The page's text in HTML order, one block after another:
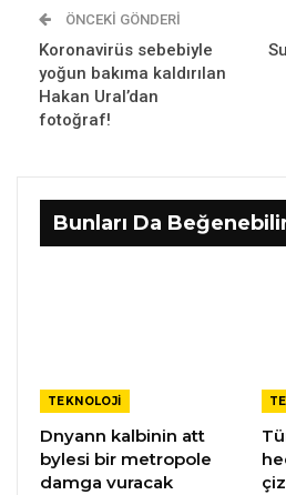
ÖNCEKI GÖNDERI
Koronavirüs sebebiyle
yoğun bakıma kaldırılan
Hakan Ural’dan
fotoğraf!
Bunları Da
TEKNOLOJI
Dnyann kalbinin att
bylesi bir metropole
damga vuracak